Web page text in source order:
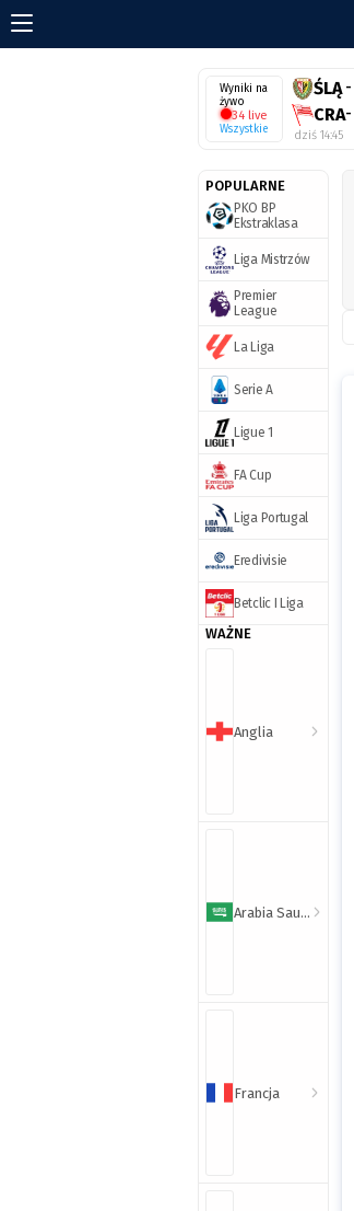
Wyniki na
żywo
34 live
Wszystkie
ŚLĄ -
CRA-
dziś 14:45
POPULARNE
PKO BP
Ekstraklasa
Liga Mistrzów
Premier
League
La Liga
Serie A
Ligue 1
FA Cup
Liga Portugal
Eredivisie
Betclic I Liga
WAŻNE
Anglia
Arabia Saudyjska
Francja